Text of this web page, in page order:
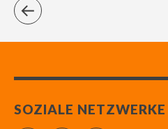
SOZIALE NETZWERKE